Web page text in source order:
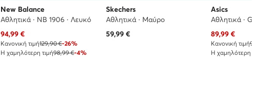
New Balance
Αθλητικά · NB 1906 · Λευκό
Τρέχουσα τιμή
94,99 €
Κανονική τιμή129,90 €-26%
Η χαμηλότερη τιμή98,99 €-4%
Skechers
Αθλητικά · Μαύρο
59,99€
Asics
Αθλητικά ·
Τρέχουσα τιμή
89,99€
Κανονική τιμή
Η χαμηλότερη